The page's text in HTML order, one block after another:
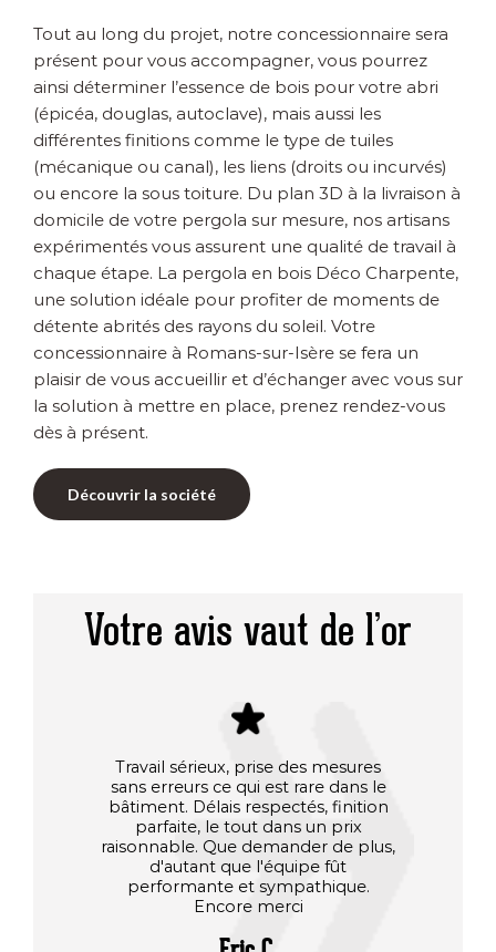
Tout au long du projet, notre concessionnaire sera
présent pour vous accompagner, vous pourrez
ainsi déterminer l’essence de bois pour votre abri
(épicéa, douglas, autoclave), mais aussi les
différentes finitions comme le type de tuiles
(mécanique ou canal), les liens (droits ou incurvés)
ou encore la sous toiture. Du plan 3D à la livraison à
domicile de votre pergola sur mesure, nos artisans
expérimentés vous assurent une qualité de travail à
chaque étape. La pergola en bois Déco Charpente,
une solution idéale pour profiter de moments de
détente abrités des rayons du soleil. Votre
concessionnaire à Romans-sur-Isère se fera un
plaisir de vous accueillir et d’échanger avec vous sur
la solution à mettre en place, prenez rendez-vous
dès à présent.
Découvrir la société
Votre avis vaut de l’or
Travail sérieux, prise des mesures
sans erreurs ce qui est rare dans le
bâtiment. Délais respectés, finition
parfaite, le tout dans un prix
raisonnable. Que demander de plus,
d'autant que l'équipe fût
performante et sympathique.
Encore merci